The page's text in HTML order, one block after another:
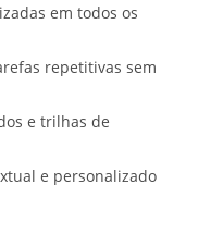
em todos os
repetitivas sem
e trilhas de
e personalizado